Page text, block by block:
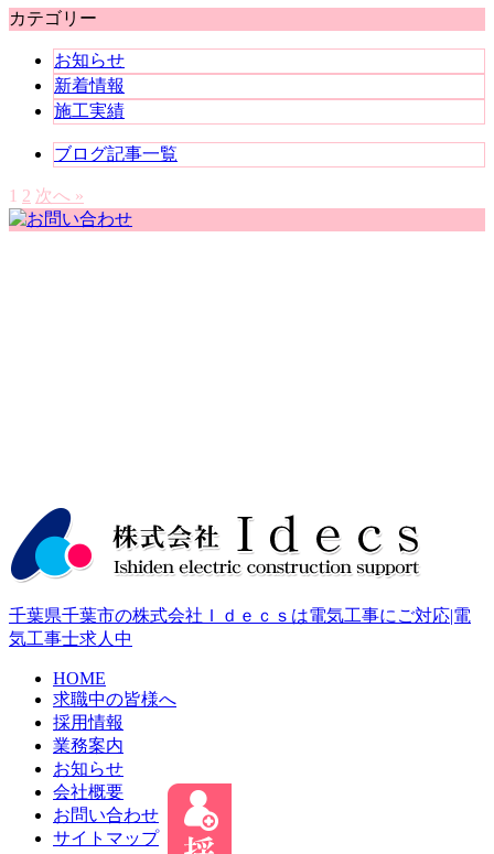
カテゴリー
お知らせ
新着情報
施工実績
ブログ記事一覧
1 2 次へ »
千葉県千葉市の株式会社Ｉｄｅｃｓは電気工事にご対応|電
気工事士求人中
HOME
求職中の皆様へ
採用情報
業務案内
お知らせ
会社概要
お問い合わせ
サイトマップ